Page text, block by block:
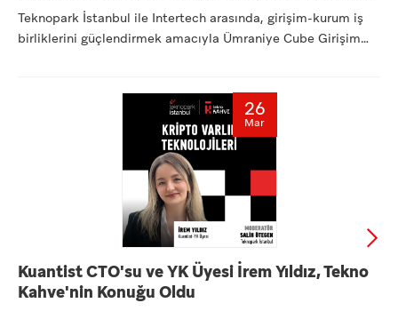
Teknopark İstanbul ile Intertech arasında, girişim-kurum iş
birliklerini güçlendirmek amacıyla Ümraniye Cube Girişim
26
Mar
Kuantist CTO'su ve YK Üyesi İrem Yıldız, Tekno
Kahve'nin Konuğu Oldu